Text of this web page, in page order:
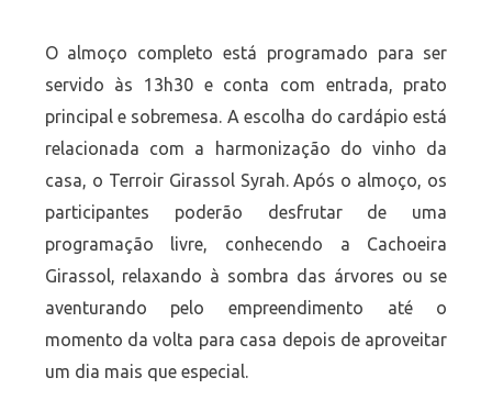
O almoço completo está programado para ser
servido às 13h30 e conta com entrada, prato
principal e sobremesa. A escolha do cardápio está
relacionada com a harmonização do vinho da
casa, o Terroir Girassol Syrah. Após o almoço, os
participantes poderão desfrutar de uma
programação livre, conhecendo a Cachoeira
Girassol, relaxando à sombra das árvores ou se
aventurando pelo empreendimento até o
momento da volta para casa depois de aproveitar
um dia mais que especial.